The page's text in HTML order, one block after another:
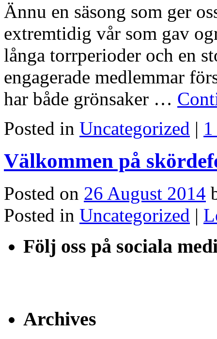
Ännu en säsong som ger
extremtidig vår som gav
långa torrperioder och en
engagerade medlemmar
har både grönsaker …
Posted in Uncategorized |
Välkommen på
Posted on 26 August 2014
Posted in Uncategorized |
Följ oss på sociala
Archives